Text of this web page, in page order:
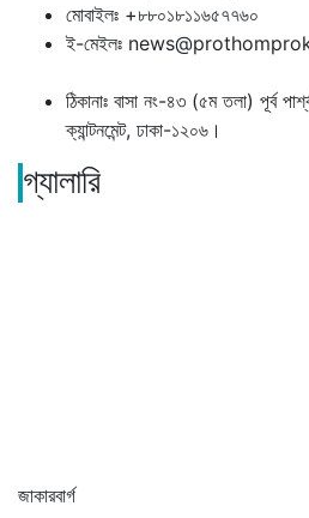
মোবাইলঃ +৮৮০১৮১১৬৫৭৭৬০
ই-মেইলঃ
ঠিকানাঃ বাসা নং-৪৩ (৫ম তলা) পূর্ব
ক্যান্টনমেন্ট, ঢাকা-১২০৬।
গ্যালারি
জাকারবার্গ